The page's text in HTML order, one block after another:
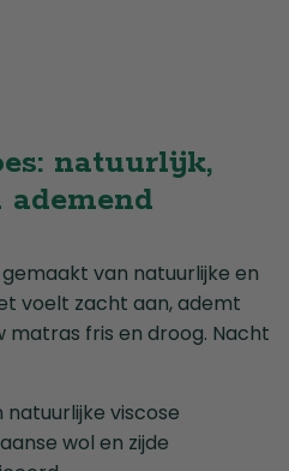
natuurlijk,
van natuurlijke en
voelt zacht aan, ademt
matras fris en droog. Nacht
viscose
wol en zijde